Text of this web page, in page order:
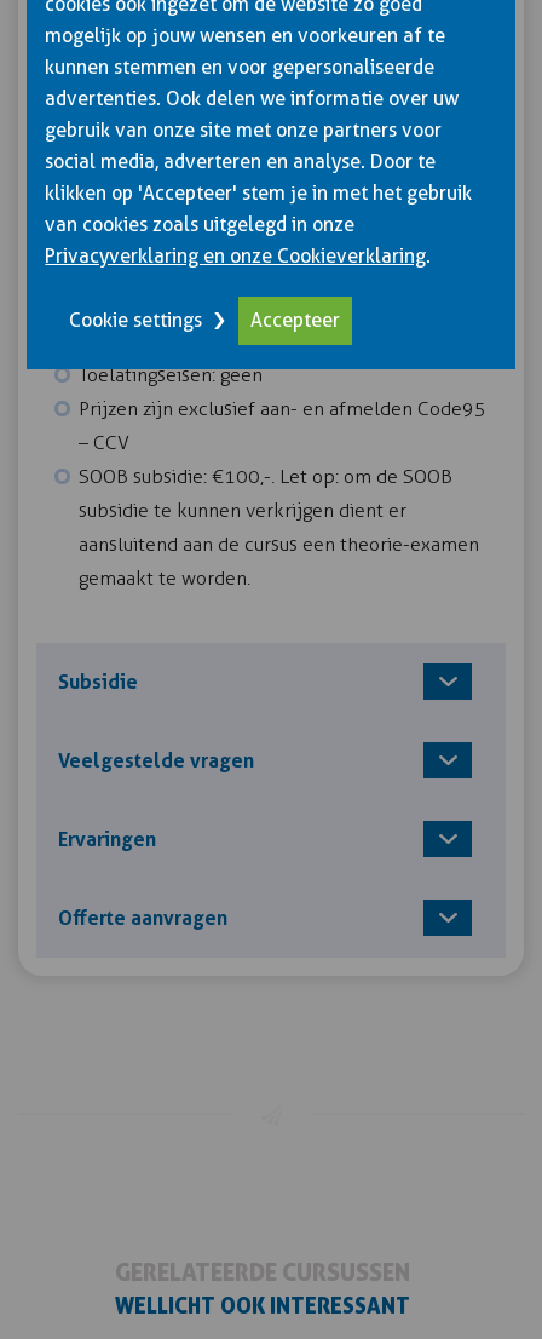
interactief!
Na het volgen van de cursus Lading zekeren
weten de planners en chauffeur waarmee
rekening te houden bij het zekeren van de
(verschillende soorten) lading. Ook wat de
gevolgen van tijdsdruk zijn en hoe dit te
voorkomen.
Inclusief lunch en lesmateriaal
Toelatingseisen: geen
Prijzen zijn exclusief aan- en afmelden Code95
– CCV
SOOB subsidie: €100,-. Let op: om de SOOB
subsidie te kunnen verkrijgen dient er
aansluitend aan de cursus een theorie-examen
gemaakt te worden.
Subsidie
Veelgestelde vragen
Ervaringen
Offerte aanvragen
GERELATEERDE CURSUSSEN
WELLICHT OOK INTERESSANT
mogelijk op jouw wensen en voorkeuren af te
kunnen stemmen en voor gepersonaliseerde
advertenties. Ook delen we informatie over uw
gebruik van onze site met onze partners voor
social media, adverteren en analyse. Door te
klikken op 'Accepteer' stem je in met het gebruik
van cookies zoals uitgelegd in onze
Privacyverklaring en onze Cookieverklaring.
Cookie settings Accepteer